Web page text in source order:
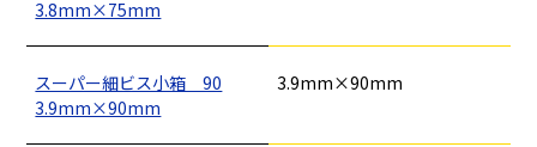
3.8mm×75mm
スーパー細ビス小箱 90
3.9mm×90mm
3.9mm×90mm